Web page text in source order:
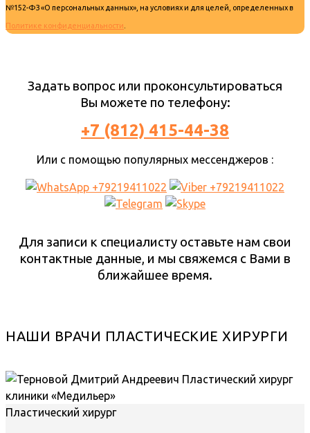
№152-ФЗ «О персональных данных», на условиях и для целей, определенных в
Политике конфиденциальности
Задать вопрос или проконсультироваться
Вы можете по телефону:
+7 (812) 415-44-38
Или с помощью популярных мессенджеров :
Для записи к специалисту оставьте нам свои
контактные данные, и мы свяжемся с Вами в
ближайшее время.
НАШИ ВРАЧИ ПЛАСТИЧЕСКИЕ ХИРУРГИ
Пластический хирург